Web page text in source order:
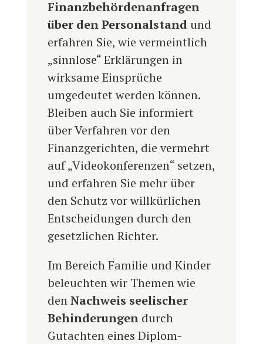
Finanzbehördenanfragen
über den Personalstandund
erfahren Sie, wie vermeintlich
„sinnlose“ Erklärungen in
wirksame Einsprüche
umgedeutet werden können.
Bleiben auch Sie informiert
über Verfahren vor den
Finanzgerichten, die vermehrt
auf „Videokonferenzen“ setzen,
und erfahren Sie mehr über
den Schutz vor willkürlichen
Entscheidungen durch den
gesetzlichen Richter.
Im Bereich Familie und Kinder
beleuchten wir Themen wie
denNachweis seelischer
Behinderungendurch
Gutachten eines Diplom-